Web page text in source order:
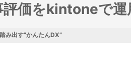
価をkintoneで運
み出す”かんたんDX”